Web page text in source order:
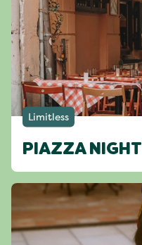
Limitless
PIAZZA NIGHT